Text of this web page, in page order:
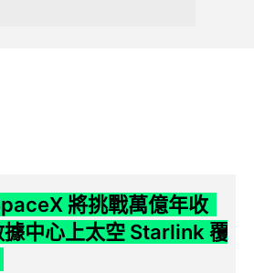
將挑戰萬億年收
據中心上太空 Starlink 覆